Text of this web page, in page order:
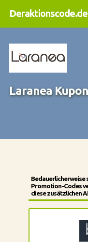
Deraktionscode.de
Laranea
Bedauerlicherweise
Promotion-Codes
diese zusätzlichen